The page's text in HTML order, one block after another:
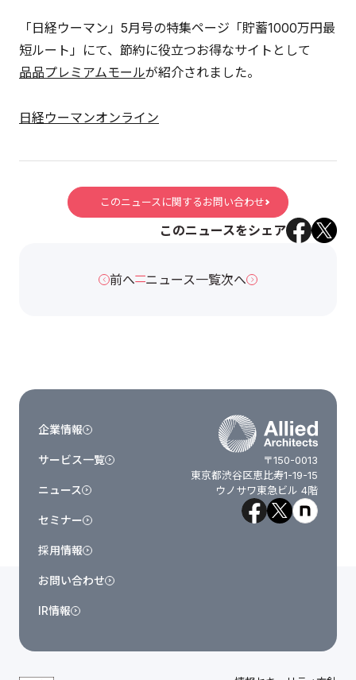
「日経ウーマン」5月号の特集ページ「貯蓄1000万円最
短ルート」にて、節約に役立つお得なサイトとして
品品プレミアムモールが紹介されました。
日経ウーマンオンライン
このニュースに関するお問い合わせ
このニュースをシェア
前へ ニュース一覧次へ
〒150-0013
東京都渋谷区恵比寿1-19-15
ウノサワ東急ビル 4階
企業情報
サービス一覧
ニュース
セミナー
採用情報
お問い合わせ
IR情報